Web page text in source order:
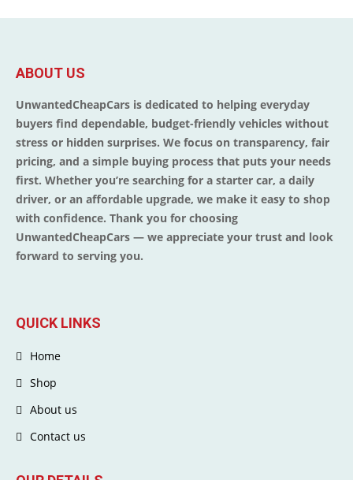
ABOUT US
UnwantedCheapCars is dedicated to helping everyday
buyers find dependable, budget-friendly vehicles without
stress or hidden surprises. We focus on transparency, fair
pricing, and a simple buying process that puts your needs
first. Whether you’re searching for a starter car, a daily
driver, or an affordable upgrade, we make it easy to shop
with confidence. Thank you for choosing
UnwantedCheapCars — we appreciate your trust and look
forward to serving you.
QUICK LINKS
Home
Shop
About us
Contact us